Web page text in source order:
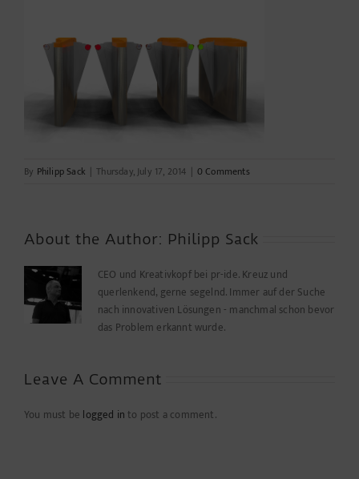
By Philipp Sack | Thursday, July 17, 2014 | 0 Comments
About the Author: Philipp Sack
CEO und Kreativkopf bei pr-ide. Kreuz und
querlenkend, gerne segelnd. Immer auf der Suche
nach innovativen Lösungen - manchmal schon bevor
das Problem erkannt wurde.
Leave A Comment
You must be logged into post a comment.